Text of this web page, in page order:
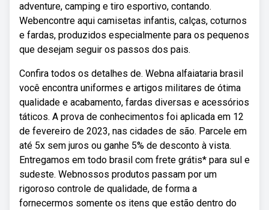
adventure, camping e tiro esportivo, contando.
Webencontre aqui camisetas infantis, calças, coturnos
e fardas, produzidos especialmente para os pequenos
que desejam seguir os passos dos pais.
Confira todos os detalhes de. Webna alfaiataria brasil
você encontra uniformes e artigos militares de ótima
qualidade e acabamento, fardas diversas e acessórios
táticos. A prova de conhecimentos foi aplicada em 12
de fevereiro de 2023, nas cidades de são. Parcele em
até 5x sem juros ou ganhe 5% de desconto à vista.
Entregamos em todo brasil com frete grátis* para sul e
sudeste. Webnossos produtos passam por um
rigoroso controle de qualidade, de forma a
fornecermos somente os itens que estão dentro do